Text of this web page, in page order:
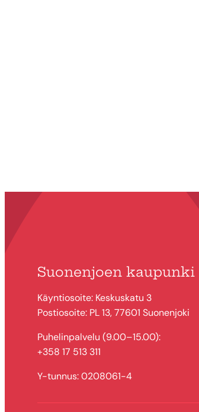
Suonenjoen kaupunki
Käyntiosoite: Keskuskatu 3
Postiosoite: PL 13, 77601 Suonenjoki
Puhelinpalvelu (9.00–15.00):
+358 17 513 311
Y-tunnus: 0208061-4